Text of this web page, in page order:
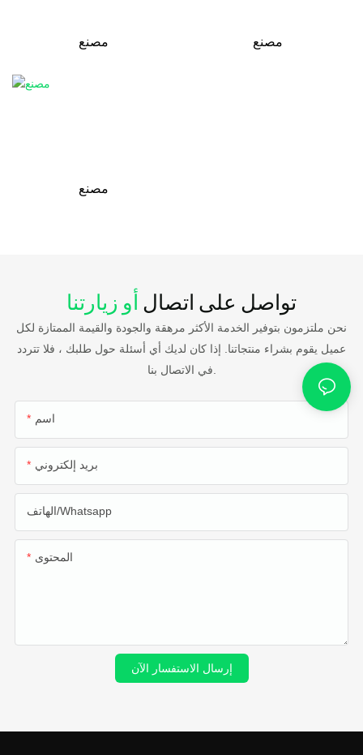
مصنع مصنع
مصنع
تواصل على اتصال أو زيارتنا
نحن ملتزمون بتوفير الخدمة الأكثر مرهقة والجودة والقيمة الممتازة لكل
عميل يقوم بشراء منتجاتنا. إذا كان لديك أي أسئلة حول طلبك ، فلا تتردد
اسم
بريد إلكتروني
الهاتف/whatsapp
المحتوى
إرسال الاستفسار الآن